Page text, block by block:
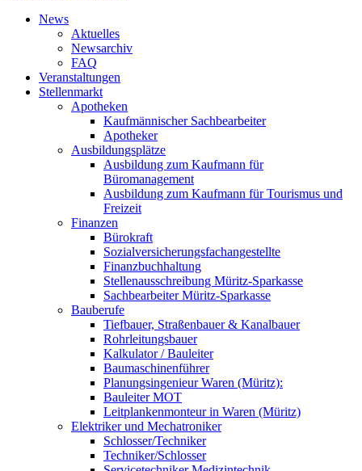
News
Aktuelles
Newsarchiv
FAQ
Veranstaltungen
Stellenmarkt
Apotheken
Kaufmännischer Sachbearbeiter
Apotheker
Ausbildungsplätze
Ausbildung zum Kaufmann für
Büromanagement
Ausbildung zum Kaufmann für Tourismus und
Freizeit
Finanzen
Bürokraft
Sozialversicherungsfachangestellte
Finanzbuchhaltung
Stellenausschreibung Müritz-Sparkasse
Sachbearbeiter Müritz-Sparkasse
Bauberufe
Tiefbauer, Straßenbauer & Kanalbauer
Rohrleitungsbauer
Kalkulator / Bauleiter
Baumaschinenführer
Planungsingenieur Waren (Müritz):
Bauleiter MOT
Leitplankenmonteur in Waren (Müritz)
Elektriker und Mechatroniker
Schlosser/Techniker
Techniker/Schlosser